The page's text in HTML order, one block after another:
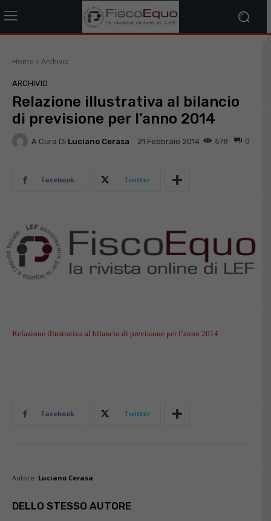
Home Archivio
ARCHIVIO
Relazione illustrativa al bilancio
di previsione per l’anno 2014
A Cura Di Luciano Cerasa 21 Febbraio 2014 0
578
Facebook Twitter
Relazione illustrativa al bilancio di previsione per l’anno 2014
Facebook Twitter
Autore: Luciano Cerasa
DELLO STESSO AUTORE